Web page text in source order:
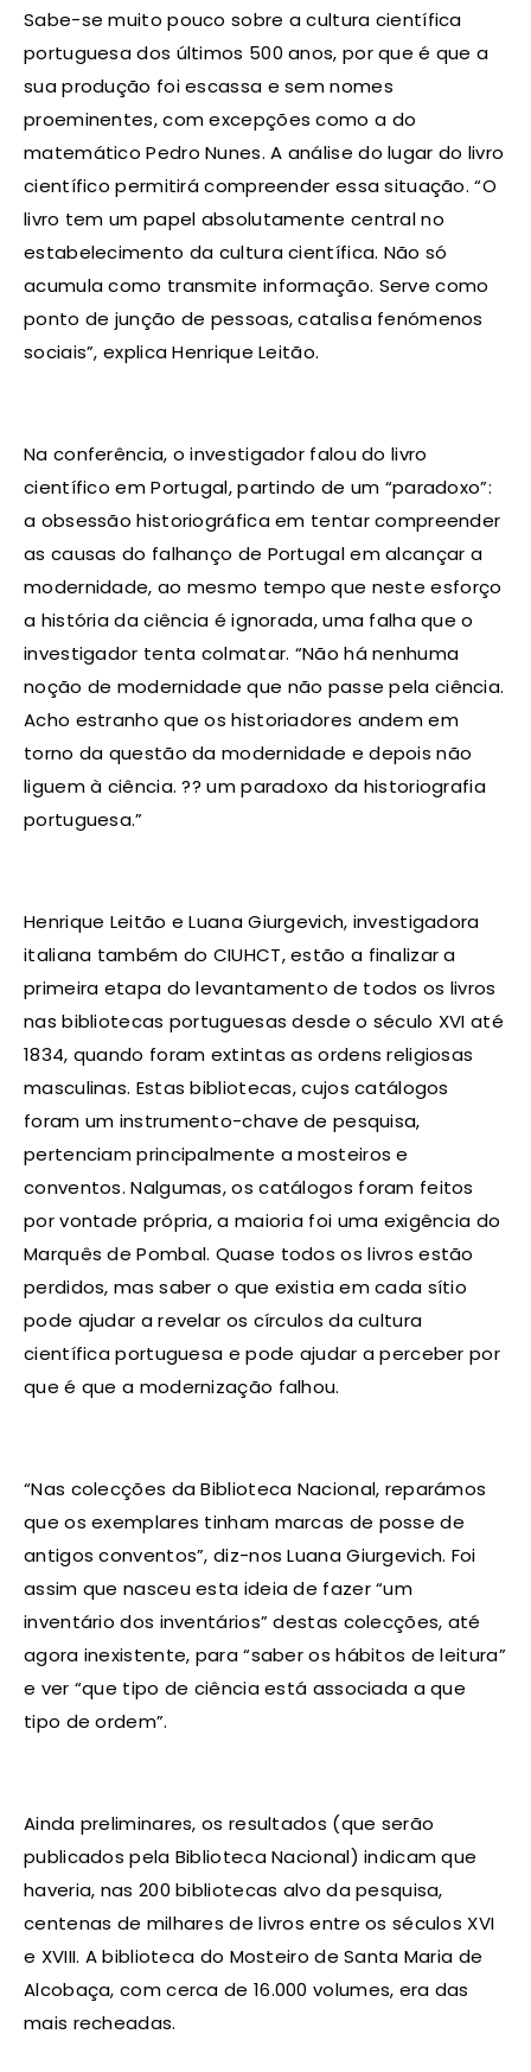
Sabe-se muito pouco sobre a cultura científica
portuguesa dos últimos 500 anos, por que é que a
sua produção foi escassa e sem nomes
proeminentes, com excepções como a do
matemático Pedro Nunes. A análise do lugar do livro
científico permitirá compreender essa situação. “O
livro tem um papel absolutamente central no
estabelecimento da cultura científica. Não só
acumula como transmite informação. Serve como
ponto de junção de pessoas, catalisa fenómenos
sociais”, explica Henrique Leitão.
Na conferência, o investigador falou do livro
científico em Portugal, partindo de um “paradoxo”:
a obsessão historiográfica em tentar compreender
as causas do falhanço de Portugal em alcançar a
modernidade, ao mesmo tempo que neste esforço
a história da ciência é ignorada, uma falha que o
investigador tenta colmatar. “Não há nenhuma
noção de modernidade que não passe pela ciência.
Acho estranho que os historiadores andem em
torno da questão da modernidade e depois não
liguem à ciência. ?? um paradoxo da historiografia
portuguesa.”
Henrique Leitão e Luana Giurgevich, investigadora
italiana também do CIUHCT, estão a finalizar a
primeira etapa do levantamento de todos os livros
nas bibliotecas portuguesas desde o século XVI até
1834, quando foram extintas as ordens religiosas
masculinas. Estas bibliotecas, cujos catálogos
foram um instrumento-chave de pesquisa,
pertenciam principalmente a mosteiros e
conventos. Nalgumas, os catálogos foram feitos
por vontade própria, a maioria foi uma exigência do
Marquês de Pombal. Quase todos os livros estão
perdidos, mas saber o que existia em cada sítio
pode ajudar a revelar os círculos da cultura
científica portuguesa e pode ajudar a perceber por
que é que a modernização falhou.
“Nas colecções da Biblioteca Nacional, reparámos
que os exemplares tinham marcas de posse de
antigos conventos”, diz-nos Luana Giurgevich. Foi
assim que nasceu esta ideia de fazer “um
inventário dos inventários” destas colecções, até
agora inexistente, para “saber os hábitos de leitura”
e ver “que tipo de ciência está associada a que
tipo de ordem”.
Ainda preliminares, os resultados (que serão
publicados pela Biblioteca Nacional) indicam que
haveria, nas 200 bibliotecas alvo da pesquisa,
centenas de milhares de livros entre os séculos XVI
e XVIII. A biblioteca do Mosteiro de Santa Maria de
Alcobaça, com cerca de 16.000 volumes, era das
mais recheadas.